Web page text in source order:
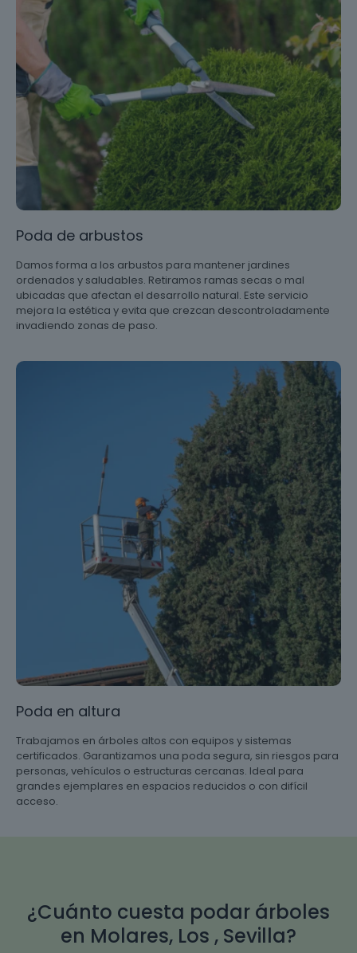
Poda de arbustos
Damos forma a los arbustos para mantener jardines
ordenados y saludables. Retiramos ramas secas o mal
ubicadas que afectan el desarrollo natural. Este servicio
mejora la estética y evita que crezcan descontroladamente
invadiendo zonas de paso.
Poda en altura
Trabajamos en árboles altos con equipos y sistemas
certificados. Garantizamos una poda segura, sin riesgos para
personas, vehículos o estructuras cercanas. Ideal para
grandes ejemplares en espacios reducidos o con difícil
acceso.
¿Cuánto cuesta podar árboles
en Molares, Los , Sevilla?